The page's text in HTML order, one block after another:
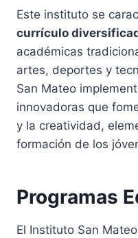
Este instituto se
currículo
académicas
artes, deportes y
San Mateo
innovadoras que
y la creatividad,
formación de los
Programas
El Instituto San